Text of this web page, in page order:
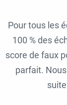
Pour tous les
100 % des
score de faux
parfait.